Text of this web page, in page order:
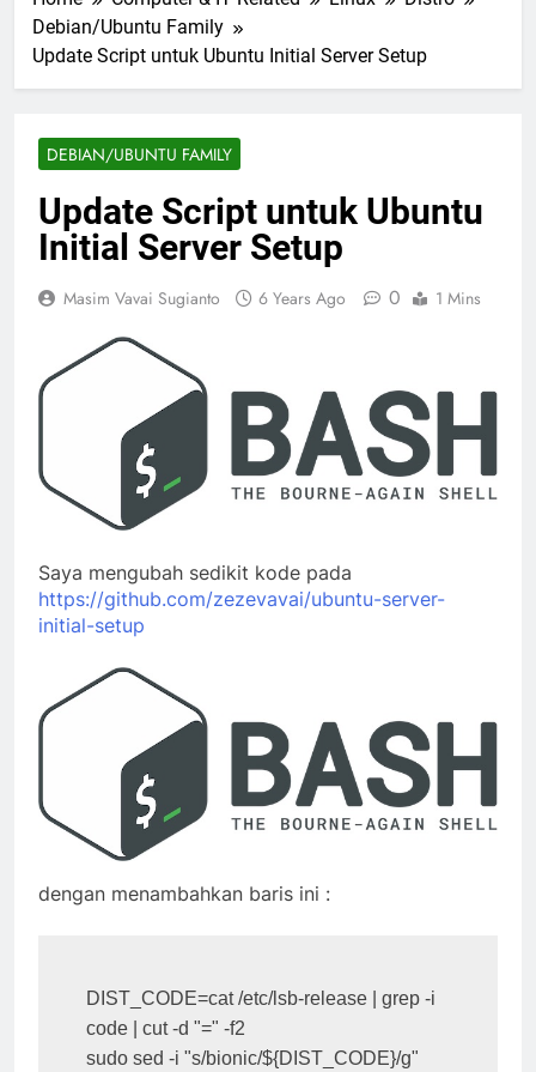
Debian/Ubuntu Family
Update Script untuk Ubuntu Initial Server Setup
DEBIAN/UBUNTU FAMILY
Update Script untuk Ubuntu
Initial Server Setup
Masim Vavai Sugianto 6 Years Ago 0 1 Mins
Saya mengubah sedikit kode pada
https://github.com/zezevavai/ubuntu-server-
initial-setup
dengan menambahkan baris ini :
DIST_CODE=cat /etc/lsb-release | grep -i
code | cut -d "=" -f2
sudo sed -i "s/bionic/${DIST_CODE}/g"